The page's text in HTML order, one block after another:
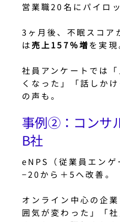
営業職20名にパイロ
3ヶ月後、不眠スコア
は売上157％増を実現
社員アンケートでは
くなった」「話しか
の声も。
事例②：コンサ
B社
eNPS（従業員エンゲ
−20から＋5へ改善。
オンライン中心の企
囲気が変わった」「